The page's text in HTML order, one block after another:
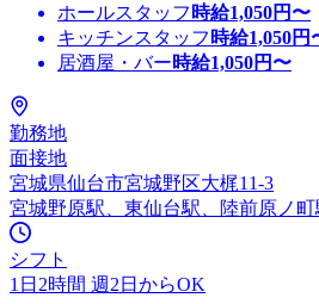
ホールスタッフ 時給1,050円〜
キッチンスタッフ 時給1,050円
居酒屋・バー時給1,050円〜
勤務地
面接地
宮城県仙台市宮城野区大梶11-3
宮城野原駅、東仙台駅、陸前原ノ町
シフト
1日2時間 週2日からOK